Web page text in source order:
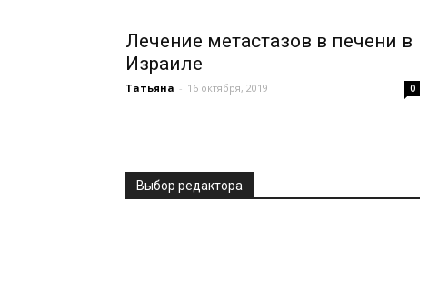
Лечение метастазов в печени в
Израиле
Татьяна - 16 октября, 2019 0
Выбор редактора